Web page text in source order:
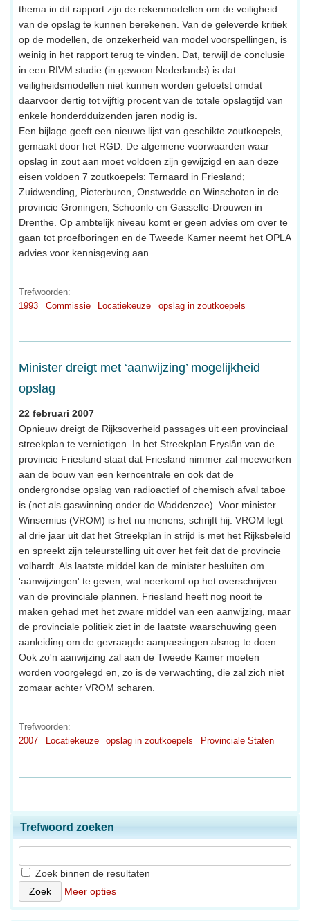
thema in dit rapport zijn de rekenmodellen om de veiligheid
van de opslag te kunnen berekenen. Van de geleverde kritiek
op de modellen, de onzekerheid van model voorspellingen, is
weinig in het rapport terug te vinden. Dat, terwijl de conclusie
in een RIVM studie (in gewoon Nederlands) is dat
veiligheidsmodellen niet kunnen worden getoetst omdat
daarvoor dertig tot vijftig procent van de totale opslagtijd van
enkele honderdduizenden jaren nodig is.
Een bijlage geeft een nieuwe lijst van geschikte zoutkoepels,
gemaakt door het RGD. De algemene voorwaarden waar
opslag in zout aan moet voldoen zijn gewijzigd en aan deze
eisen voldoen 7 zoutkoepels: Ternaard in Friesland;
Zuidwending, Pieterburen, Onstwedde en Winschoten in de
provincie Groningen; Schoonlo en Gasselte-Drouwen in
Drenthe. Op ambtelijk niveau komt er geen advies om over te
gaan tot proefboringen en de Tweede Kamer neemt het OPLA
advies voor kennisgeving aan.
Trefwoorden:
1993
Commissie Locatiekeuze opslag in zoutkoepels
Minister dreigt met ‘aanwijzing’ mogelijkheid
opslag
22 februari 2007
Opnieuw dreigt de Rijksoverheid passages uit een provinciaal
streekplan te vernietigen. In het Streekplan Fryslân van de
provincie Friesland staat dat Friesland nimmer zal meewerken
aan de bouw van een kerncentrale en ook dat de
ondergrondse opslag van radioactief of chemisch afval taboe
is (net als gaswinning onder de Waddenzee). Voor minister
Winsemius (VROM) is het nu menens, schrijft hij: VROM legt
al drie jaar uit dat het Streekplan in strijd is met het Rijksbeleid
en spreekt zijn teleurstelling uit over het feit dat de provincie
volhardt. Als laatste middel kan de minister besluiten om
'aanwijzingen' te geven, wat neerkomt op het overschrijven
van de provinciale plannen. Friesland heeft nog nooit te
maken gehad met het zware middel van een aanwijzing, maar
de provinciale politiek ziet in de laatste waarschuwing geen
aanleiding om de gevraagde aanpassingen alsnog te doen.
Ook zo'n aanwijzing zal aan de Tweede Kamer moeten
worden voorgelegd en, zo is de verwachting, die zal zich niet
zomaar achter VROM scharen.
Trefwoorden:
2007
Locatiekeuze opslag in zoutkoepels Provinciale Staten
Trefwoord zoeken
Zoek binnen de resultaten
Meer opties